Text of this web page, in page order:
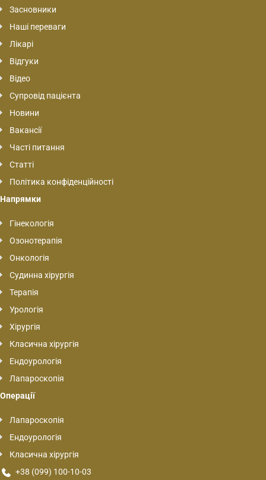
Засновники
Наші переваги
Лікарі
Відгуки
Відео
Супровід пацієнта
Новини
Вакансії
Часті питання
Статті
Політика конфіденційності
Напрямки
Гінекологія
Озонотерапія
Онкологія
Судинна хірургія
Терапія
Урологія
Хірургія
Класична хірургія
Ендоурологія
Лапароскопія
Операції
Лапароскопія
Ендоурологія
Класична хірургія
+38 (099) 100-10-03